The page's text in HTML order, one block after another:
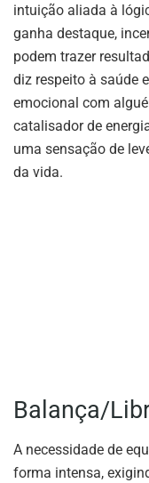
intuição aliada à
ganha destaque,
podem trazer
diz respeito à saúde
emocional com
catalisador de
uma sensação de
da vida.
Balança/
A necessidade de
forma intensa,